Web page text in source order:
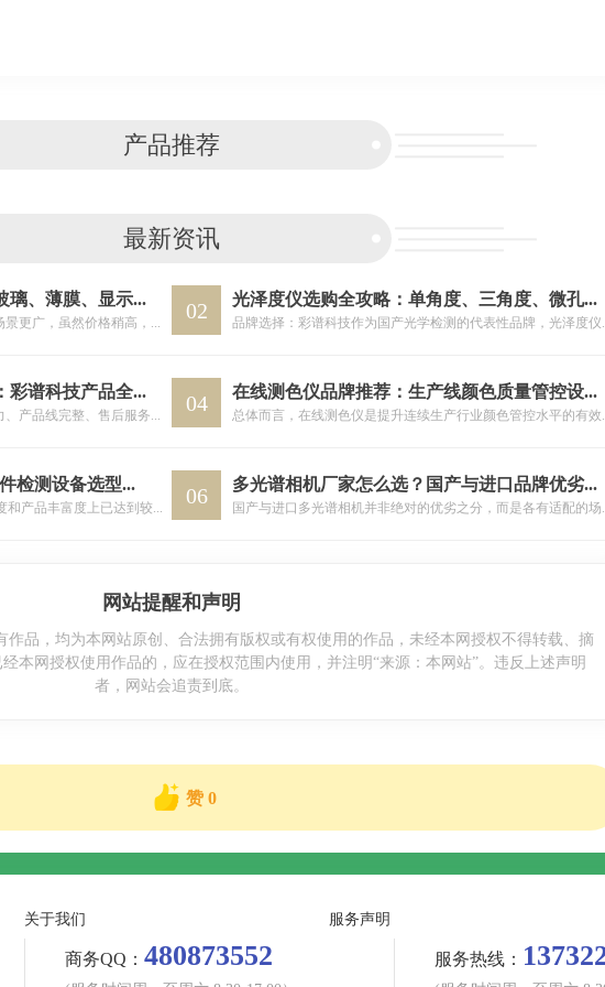
产品推荐
最新资讯
雾度仪与透过率仪的区别：玻璃、薄膜、显示屏行业选型指南 02 光泽度仪选购全攻略：单角度、三角度、微孔怎么选
色差仪与分光测色仪的区别：彩谱科技产品全解析 04 在线测色仪品牌推荐：生产线颜色质量管控设备选型
EL检测仪品牌推荐：光伏组件检测设备选型指南 06 多光谱相机厂家怎么选？国产与进口品牌优劣势分析
网站提醒和声明
作品，均为本网站原创、合法拥有版权或有权使用的作品，未经本网授权不得转载、摘
本网授权使用作品的，应在授权范围内使用，并注明“来源：本网站”。违反上述声明
者，网站会追责到底。
赞 0
关于我们 服务声明
商务QQ： 480873552 服务热线：